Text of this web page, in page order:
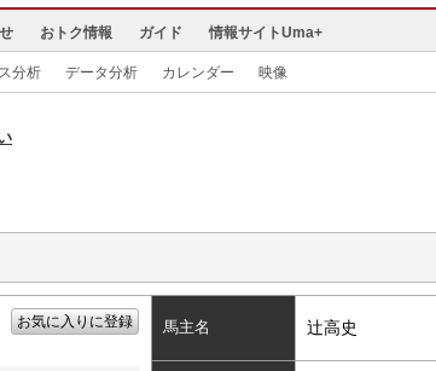
おトク情報 ガイド 情報サイトUma+
分析 データ分析 カレンダー 映像
お気に入りに登録 馬主名 辻高史